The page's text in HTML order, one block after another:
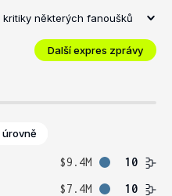
některých fanoušků
Další expres zprávy
úrovně
$9.4M
10
$7.4M 10